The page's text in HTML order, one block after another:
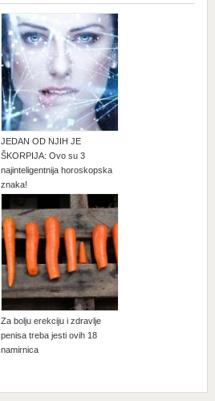
JEDAN OD NJIH JE
ŠKORPIJA: Ovo su 3
najinteligentnija horoskopska
znaka!
Za bolju erekciju i zdravlje
penisa treba jesti ovih 18
namirnica